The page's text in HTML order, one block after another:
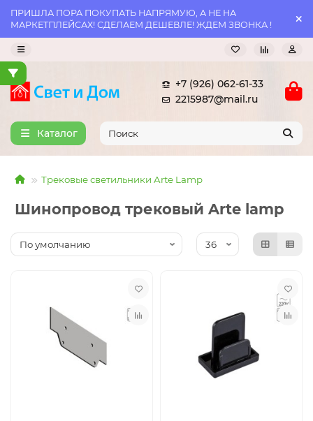
ПРИШЛА ПОРА ПОКУПАТЬ НАПРЯМУЮ, А НЕ НА
МАРКЕТПЛЕЙСАХ! СДЕЛАЕМ ДЕШЕВЛЕ! ЖДЕМ ЗВОНКА !
+7 (926) 062-61-33
2215987@mail.ru
Каталог
Трековые светильники Arte Lamp
Шинопровод трековый Arte lamp